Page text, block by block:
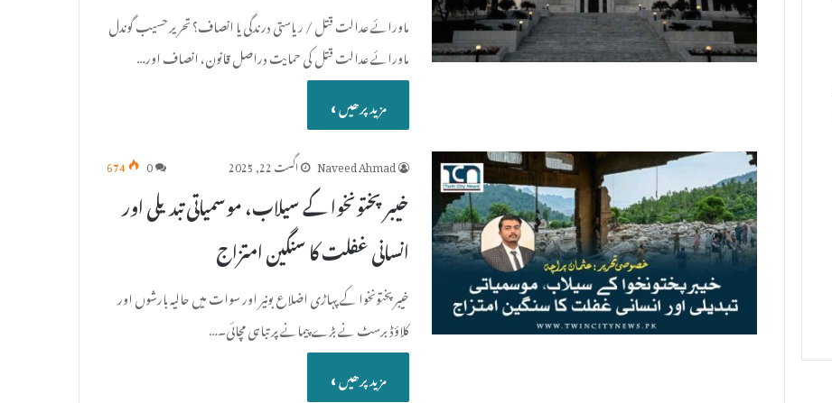
ماورائے عدالت قتل / ریاستی درندگی یا انصاف؟ تحریر حسیب گوندل
ماورائے عدالت قتل کی حمایت دراصل قانون، انصاف اور…
مزید پرھیں »
Naveed Ahmad اگست 22, 2025 0
674
خیبر پختونخوا کے سیلاب، موسمیاتی تبدیلی اور
انسانی غفلت کا سنگین امتزاج
خیبر پختونخوا کے پہاڑی اضلاع بونیر اور سوات میں حالیہ بارشوں اور
کلاؤڈ برسٹ نے بڑے پیمانے پر تباہی مچائی۔…
مزید پرھیں »